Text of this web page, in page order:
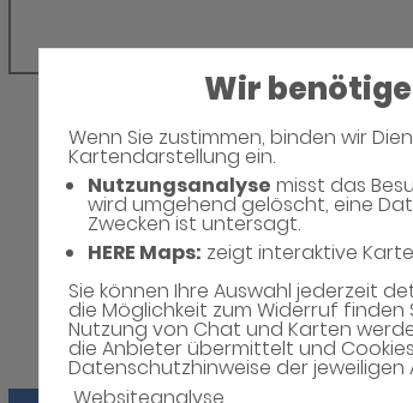
Wir
Wenn Sie zustimmen, binden wir
Kartendarstellung ein.
Nutzungsanalyse misst das
wird umgehend gelöscht, eine
Zwecken ist untersagt.
HERE Maps: zeigt interaktive
Sie können Ihre Auswahl jederzeit
die Möglichkeit zum Widerruf finden
Nutzung von Chat und Karten
die Anbieter übermittelt und
Datenschutzhinweise der jeweiligen
Bitte geben Sie
Captcha*